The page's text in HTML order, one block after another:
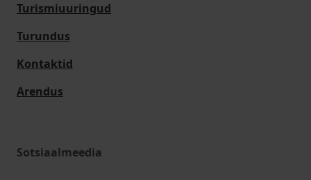
Turismiuuringud
Turundus
Kontaktid
Arendus
Sotsiaalmeedia